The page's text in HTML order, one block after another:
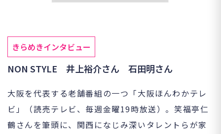
きらめきインタビュー
NON STYLE 井上裕介さん 石田明さん
大阪を代表する老舗番組の一つ「大阪ほんわかテレ
ビ」（読売テレビ、毎週金曜19時放送）。笑福亭仁
鶴さんを筆頭に、関西になじみ深いタレントらが家